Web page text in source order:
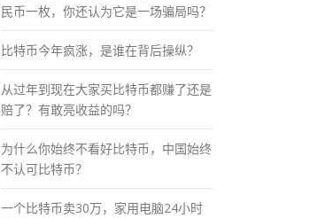
民币一枚，你还认为它是一场骗局吗？
比特币今年疯涨，是谁在背后操纵？
从过年到现在大家买比特币都赚了还是
赔了？有敢亮收益的吗？
为什么你始终不看好比特币，中国始终
不认可比特币？
一个比特币卖30万，家用电脑24小时